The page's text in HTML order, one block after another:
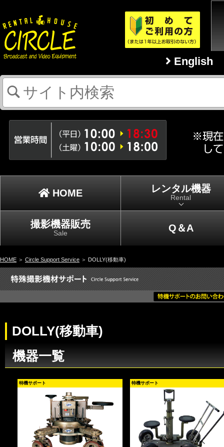
English
HOME レンタル機器
Rental
撮影機器販売
Sale Q＆A
HOME ＞ Circle Support Service ＞ DOLLY(移動車)
DOLLY(移動車)
機器一覧
特機サポート 特機サポート